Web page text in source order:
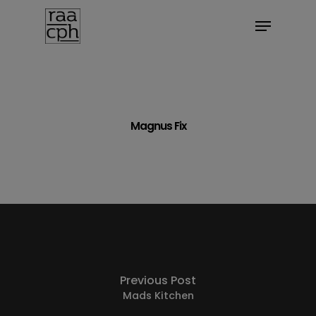
BOOK MØDE
Magnus Fix
Previous Post
Mads Kitchen